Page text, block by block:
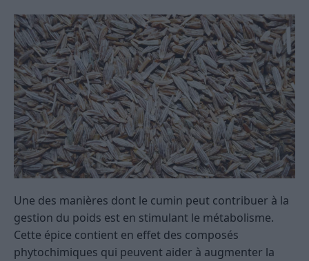
Une des manières dont le cumin peut contribuer à la
gestion du poids est en stimulant le métabolisme.
Cette épice contient en effet des composés
phytochimiques qui peuvent aider à augmenter la